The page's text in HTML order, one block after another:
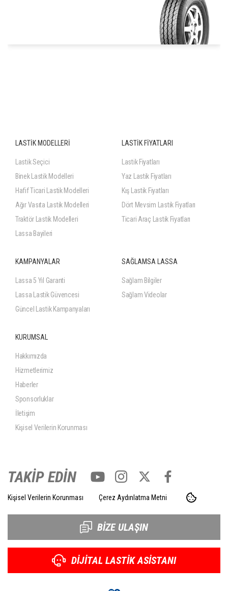
LASTİK MODELLERİ
Lastik Seçici
Binek Lastik Modelleri
Hafif Ticari Lastik Modelleri
Ağır Vasıta Lastik Modelleri
Traktör Lastik Modelleri
Lassa Bayileri
LASTİK FİYATLARI
Lastik Fiyatları
Yaz Lastik Fiyatları
Kış Lastik Fiyatları
Dört Mevsim Lastik Fiyatları
Ticari Araç Lastik Fiyatları
KAMPANYALAR
Lassa 5 Yıl Garanti
Lassa Lastik Güvencesi
Güncel Lastik Kampanyaları
SAĞLAMSA LASSA
Sağlam Bilgiler
Sağlam Videolar
KURUMSAL
Hakkımızda
Hizmetlerimiz
Haberler
Sponsorluklar
İletişim
Kişisel Verilerin Korunması
TAKİP EDİN
Kişisel Verilerin Korunması Çerez Aydınlatma Metni
BİZE ULAŞIN
DİJİTAL LASTİK ASİSTANI